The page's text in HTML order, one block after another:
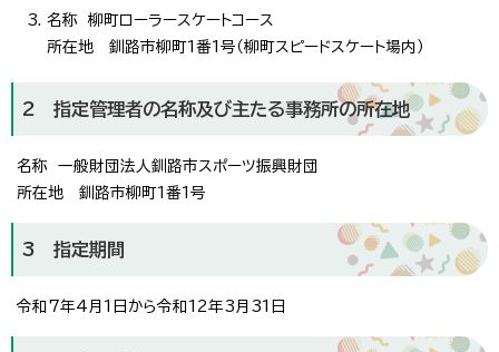
名称 柳町ローラースケートコース
所在地 釧路市柳町1番1号（柳町スピードスケート場内）
2 指定管理者の名称及び主たる事務所の所在地
名称 一般財団法人釧路市スポーツ振興財団
所在地 釧路市柳町1番1号
3 指定期間
令和7年4月1日から令和12年3月31日